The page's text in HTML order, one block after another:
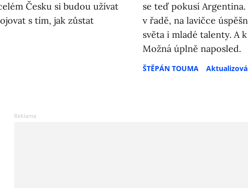
Česku si budou užívat
s tím, jak zůstat
se teď pokusí
v řadě, na lavičce
světa i mladé talenty. A
Možná úplně naposled.
ŠTĚPÁN TOUMA